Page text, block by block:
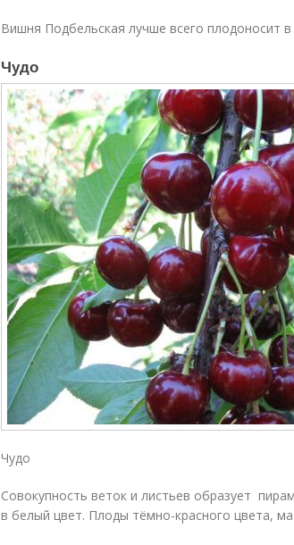
Вишня Подбельская лучше всего плодоносит
Чудо
Чудо
Совокупность веток и листьев образует
в белый цвет. Плоды тёмно-красного цвета,